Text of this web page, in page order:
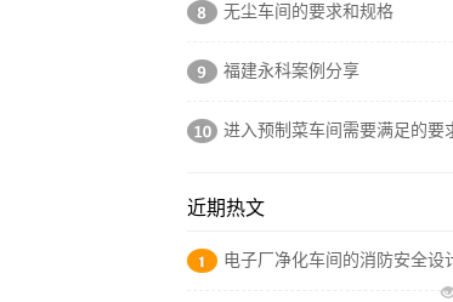
无尘车间的要求和规格
福建永科案例分享
进入预制菜车间需要满足的要
近期热文
电子厂净化车间的消防安全设